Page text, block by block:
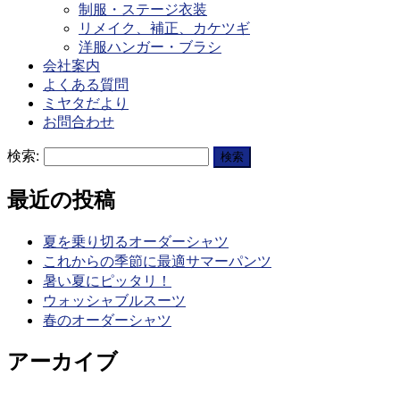
制服・ステージ衣装
リメイク、補正、カケツギ
洋服ハンガー・ブラシ
会社案内
よくある質問
ミヤタだより
お問合わせ
検索:
最近の投稿
夏を乗り切るオーダーシャツ
これからの季節に最適サマーパンツ
暑い夏にピッタリ！
ウォッシャブルスーツ
春のオーダーシャツ
アーカイブ